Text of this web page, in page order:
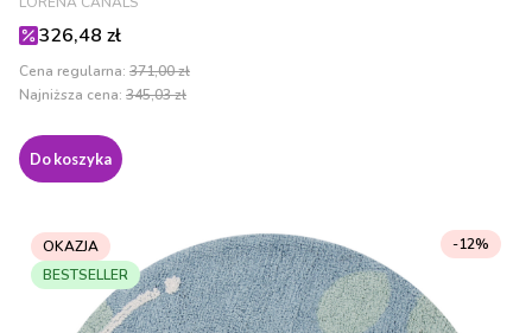
Cena promocyjna
326,48 zł
Cena regularna: 371,00 zł
Najniższa cena: 345,03 zł
Do koszyka
OKAZJA
BESTSELLER
-12%